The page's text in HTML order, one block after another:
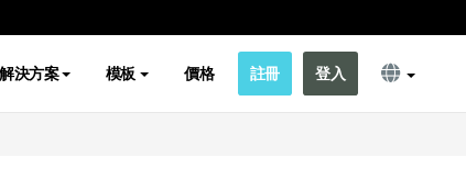
解決方案 模板 價格 註冊 登入